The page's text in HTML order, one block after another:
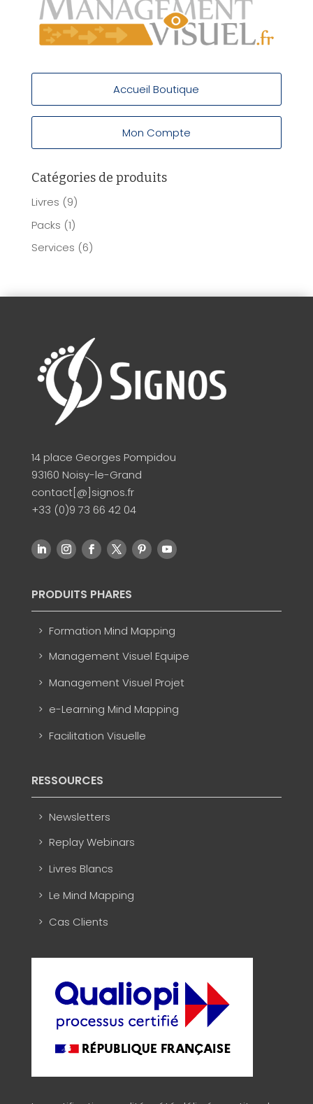
Accueil Boutique
Mon Compte
Catégories de produits
Livres (9)
Packs (1)
Services (6)
14 place Georges Pompidou
93160 Noisy-le-Grand
contact[@]signos.fr
+33 (0)9 73 66 42 04
PRODUITS PHARES
Formation Mind Mapping
Management Visuel Equipe
Management Visuel Projet
e-Learning Mind Mapping
Facilitation Visuelle
RESSOURCES
Newsletters
Replay Webinars
Livres Blancs
Le Mind Mapping
Cas Clients